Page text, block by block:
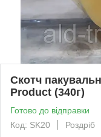
Скотч
Product (340г)
Готово до відправки
Код: SK20
Роздріб